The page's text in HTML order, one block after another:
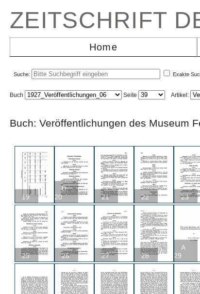
ZEITSCHRIFT
Home
Suche: Exakte
Buch Seite Artikel:
Buch: Veröffentlichungen des
19
U
20
21 22 23
25 26 27 28
A
29